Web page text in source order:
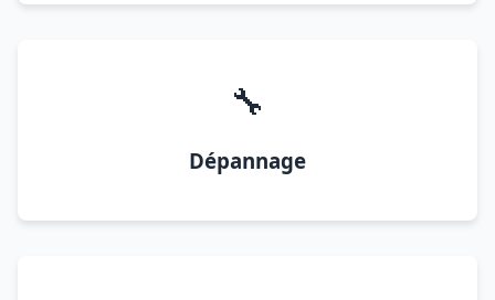
🔧
Dépannage